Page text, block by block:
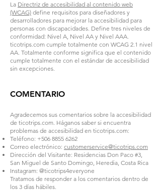
La Directriz de accesibilidad al contenido web
(WCAG) define requisitos para diseñadores y
desarrolladores para mejorar la accesibilidad para
personas con discapacidades. Define tres niveles de
conformidad: Nivel A, Nivel AA y Nivel AAA.
ticotrips.com cumple totalmente con WCAG 2.1 nivel
AA. Totalmente conforme significa que el contenido
cumple totalmente con el estándar de accesibilidad
sin excepciones.
COMENTARIO
Agradecemos sus comentarios sobre la accesibilidad
de ticotrips.com. Háganos saber si encuentra
problemas de accesibilidad en ticotrips.com:
Teléfono: +506 8855 6262
Correo electrónico: customerservice@ticotrips.com
Dirección del Visitante: Residencias Don Paco #3,
San Miguel de Santo Domingo, Heredia, Costa Rica
Instagram: @ticotrips4everyone
Tratamos de responder a los comentarios dentro de
los 3 días hábiles.